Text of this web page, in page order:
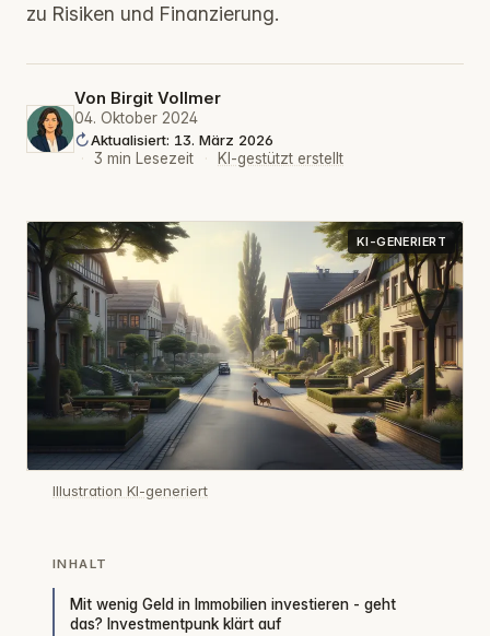
zu Risiken und Finanzierung.
Von Birgit Vollmer
04. Oktober 2024
Aktualisiert: 13. März 2026
·
3 min Lesezeit · KI-gestützt erstellt
KI-GENERIERT
Illustration KI-generiert
INHALT
Mit wenig Geld in Immobilien investieren - geht
das? Investmentpunk klärt auf